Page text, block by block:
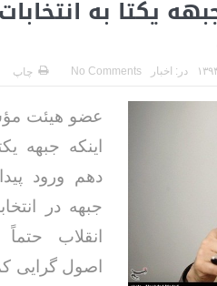
یکتا به
در: اخبار No Comments چاپ
عضو هیئت
اینکه جبهه
دهم ورود
جبهه در
انقلاب
اصول گرایی